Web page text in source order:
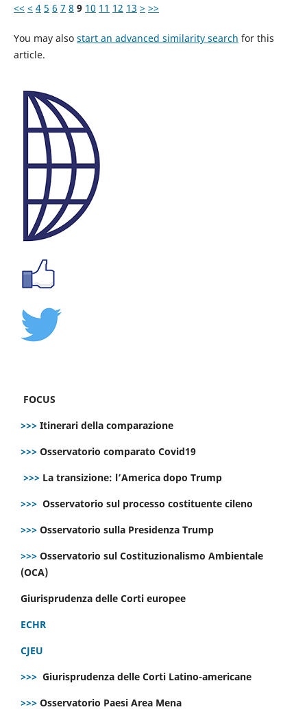
<< < 4 5 6 7 8 9 10 11 12 13 > >>
You may also start an advanced similarity search for this
article.
FOCUS
>>> Itinerari della comparazione
>>> Osservatorio comparato Covid19
>>> La transizione: l’America dopo Trump
>>> Osservatorio sul processo costituente cileno
>>> Osservatorio sulla Presidenza Trump
>>> Osservatorio sul Costituzionalismo Ambientale
(OCA)
Giurisprudenza delle Corti europee
ECHR
CJEU
>>> Giurisprudenza delle Corti Latino-americane
>>> Osservatorio Paesi Area Mena